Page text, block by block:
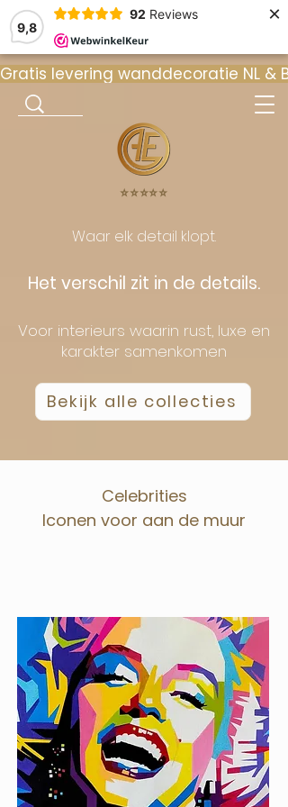
9,8
92 Reviews ×
Gratis levering wanddecoratie NL
⭐️⭐️⭐️⭐️⭐️
Waar elk detail klopt.
Het verschil zit in de details.
Voor interieurs waarin rust, luxe en
karakter samenkomen
Bekijk alle collecties
Celebrities
Iconen voor aan de muur